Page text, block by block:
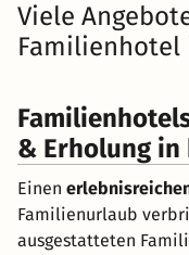
Viele
Familienhotel
& Erholung
Einen
Familienurlaub
ausgestatteten